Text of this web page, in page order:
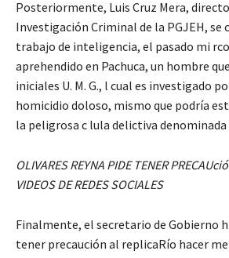
Posteriormente, Luis Cruz Mera,
Investigación Criminal de la PGJEH, se
trabajo de inteligencia, el pasado mi
aprehendido en Pachuca, un hombre
iniciales U. M. G., l cual es investigado
homicidio doloso, mismo que podría
la peligrosa c lula delictiva denominada
OLIVARES REYNA PIDE TENER
VIDEOS DE REDES SOCIALES
Finalmente, el secretario de Gobierno
tener precaución al replicaRío hacer